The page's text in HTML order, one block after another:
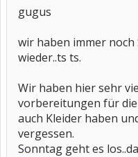
gugus
wir haben immer noch
wieder..ts ts.
Wir haben hier sehr
vorbereitungen für die
auch Kleider haben
vergessen.
Sonntag geht es